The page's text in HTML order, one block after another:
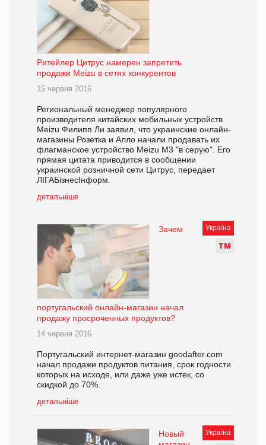
Ритейлер Цитрус намерен запретить
продажи Meizu в сетях конкурентов
15 червня 2016
Региональный менеджер популярного
производителя китайских мобильных устройств
Meizu Филипп Ли заявил, что украинские онлайн-
магазины Розетка и Алло начали продавать их
флагманское устройство Meizu M3 "в серую". Его
прямая цитата приводится в сообщении
украинской розничной сети Цитрус, передает
ЛIГАБiзнесIнформ.
детальніше
Україна
ТМ
Зачем
португальский онлайн-магазин начал
продажу просроченных продуктов?
14 червня 2016
Португальский интернет-магазин goodafter.com
начал продажи продуктов питания, срок годности
которых на исходе, или даже уже истек, со
скидкой до 70%.
детальніше
Україна
Новый